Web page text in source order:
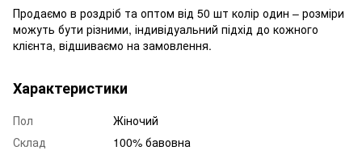
Продаємо в роздріб та оптом від 50 шт колір один – розміри
можуть бути різними, індивідуальний підхід до кожного
клієнта, відшиваємо на замовлення.
Характеристики
Пол
Жіночий
Склад
100% бавовна